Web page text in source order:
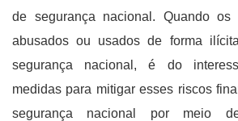
de segurança nacional. Quando
abusados ​​ou usados ​​de forma
segurança nacional, é do
medidas para mitigar esses riscos
segurança nacional por meio de